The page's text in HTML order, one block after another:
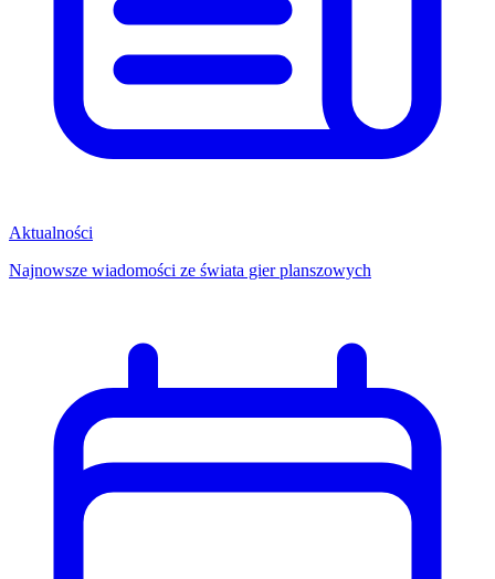
Aktualności
Najnowsze wiadomości ze świata gier planszowych